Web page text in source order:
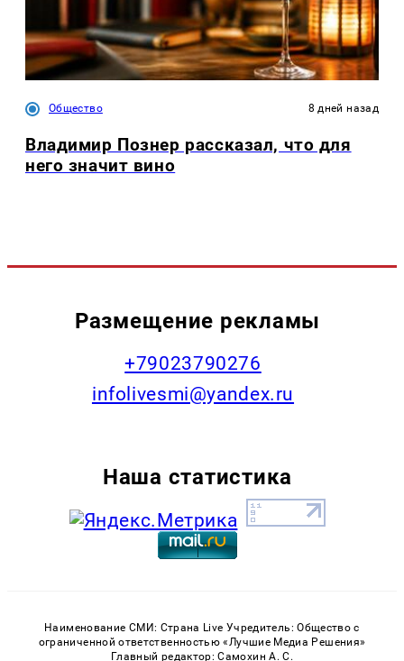
Общество 8 дней назад
Владимир Познер рассказал, что для
него значит вино
Размещение рекламы
+79023790276
infolivesmi@yandex.ru
Наша статистика
Наименование СМИ: Страна Live Учредитель: Общество с
ограниченной ответственностью «Лучшие Медиа Решения»
Главный редактор: Самохин А. С.